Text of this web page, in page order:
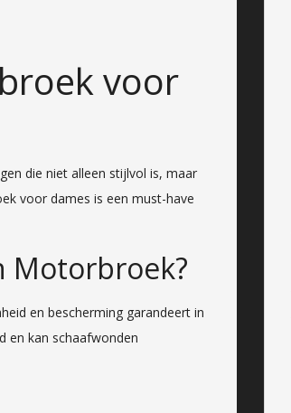
voor
die niet alleen stijlvol is, maar
voor dames is een must-have
Motorbroek?
en bescherming garandeert in
en kan schaafwonden